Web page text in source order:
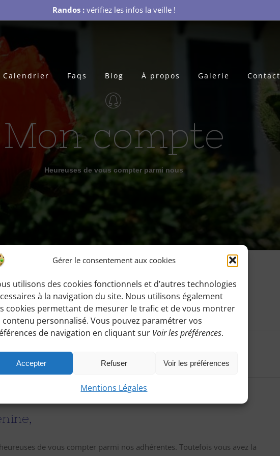
Randos : vérifiez les infos la veille !
Gérer le consentement aux cookies
utilisons des cookies fonctionnels et d’autres technologies
à la navigation du site. Nous utilisons également
cookies permettant de mesurer le trafic et de vous montrer
contenu personnalisé. Vous pouvez paramétrer vos
de navigation en cliquant sur Voir les préférences.
Accepter Refuser Voir les préférences
Mentions Légales
Calendrier Faqs Blog À propos Galerie Contact
Mon compte
Heureuses de vous compter parmi nous
Vous êtes maintenant connectée
mot de passe
de vous compter parmi nos adhérentes. Toutefois vous avez la